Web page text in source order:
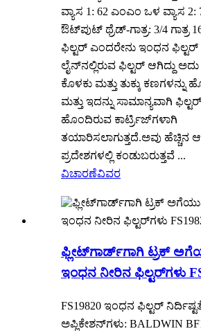
ವ್ಯಾಸ 1: 62 ಎಂಎಂ ಒಳ ವ್ಯಾಸ
ಔಟ್‌ಪುಟ್ ಥ್ರೆಡ್-ಗಾತ್ರ: 3/4 ಗಾತ್ರ
ಫಿಲ್ಟರ್ ಎಂದರೇನು ಇಂಧನ
ಲೈನ್‌ನಲ್ಲಿರುವ ಫಿಲ್ಟರ್ ಆಗಿದ್ದು
ಕೊಳಕು ಮತ್ತು ತುಕ್ಕು ಕಣಗಳನ್ನು
ಮತ್ತು ಇದನ್ನು ಸಾಮಾನ್ಯವಾಗಿ
ಹೊಂದಿರುವ ಕಾರ್ಟ್ರಿಜ್‌ಗಳಾಗಿ
ತಯಾರಿಸಲಾಗುತ್ತದೆ.ಅವು ಹೆಚ್ಚಿನ
ಪ್ರದೇಶಗಳಲ್ಲಿ ಕಂಡುಬರುತ್ತವೆ ...
ವಿಚಾರಣೆವಿವರ
ಫ್ಲೀಟ್‌ಗಾರ್ಡ್‌ಗಾಗಿ ಟ್ರಕ್
ಇಂಧನ ನೀರಿನ ಫಿಲ್ಟರ್‌ಗಳು
FS19820 ಇಂಧನ ಫಿಲ್ಟರ್
ಅಪ್ಲಿಕೇಶನ್‌ಗಳು: BALDWIN